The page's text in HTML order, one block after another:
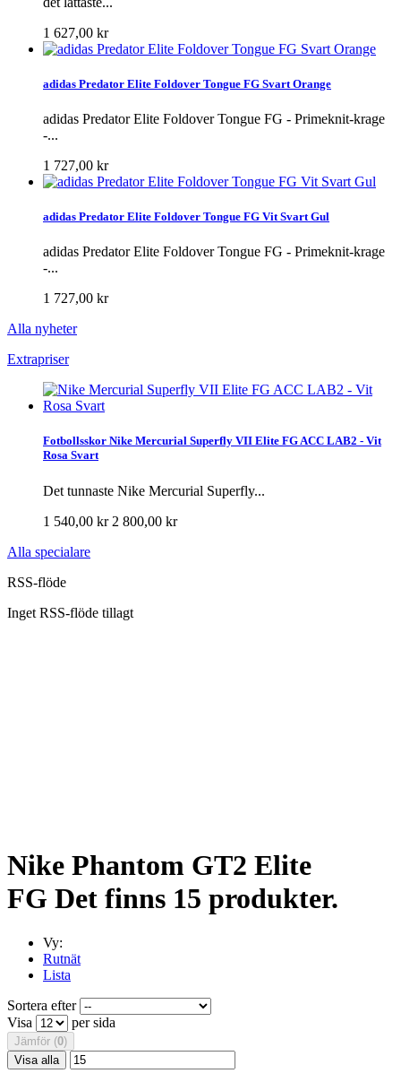
1 627,00 kr
adidas Predator Elite Foldover Tongue FG Svart Orange
adidas Predator Elite Foldover Tongue FG - Primeknit-krage
-...
1 727,00 kr
adidas Predator Elite Foldover Tongue FG Vit Svart Gul
adidas Predator Elite Foldover Tongue FG - Primeknit-krage
-...
1 727,00 kr
Alla nyheter
Extrapriser
Fotbollsskor Nike Mercurial Superfly VII Elite FG ACC LAB2 - Vit
Rosa Svart
Det tunnaste Nike Mercurial Superfly...
1 540,00 kr 2 800,00 kr
Alla specialare
RSS-flöde
Inget RSS-flöde tillagt
Nike Phantom GT2 Elite
FG Det finns 15 produkter.
Vy:
Rutnät
Lista
Sortera efter
Visa
per sida
Jämför (0)
Visa alla